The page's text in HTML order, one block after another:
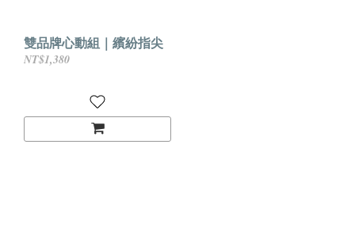
雙品牌心動組｜繽紛指尖
NT$1,380